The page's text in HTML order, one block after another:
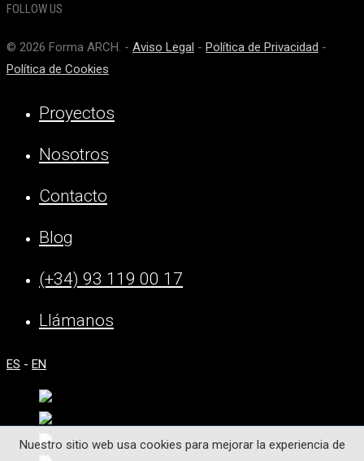
FOLLOW US
© 2026 Forma ARCH. - Aviso Legal - Política de Privacidad -
Política de Cookies
Proyectos
Nosotros
Contacto
Blog
(+34) 93 119 00 17
Llámanos
ES - EN
Nuestro sitio web usa cookies para mejorar la experiencia de